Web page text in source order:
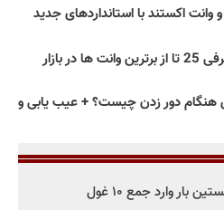
وانت اکستند با استانداردهای جدید
بهترین وانت ها در ایران: معرفی 25 تا از برترین وانت ها در بازار
دور زدن چیست؟ + عیب یابی و
۳ خودروساز چینی برای نخستین بار وارد جمع ۱۰ غول